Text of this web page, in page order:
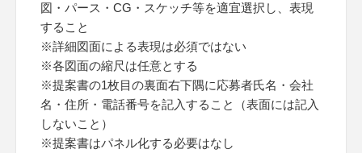
図・パース・CG・スケッチ等を適宜選択し、表現
すること
※詳細図面による表現は必須ではない
※各図面の縮尺は任意とする
※提案書の1枚目の裏面右下隅に応募者氏名・会社
名・住所・電話番号を記入すること（表面には記入
しないこと）
※提案書はパネル化する必要はなし